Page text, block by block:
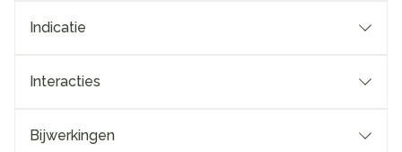
Indicatie
Interacties
Bijwerkingen